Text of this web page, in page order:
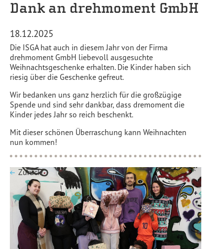
Dank an drehmoment GmbH
18.12.2025
Die ISGA hat auch in diesem Jahr von der Firma
drehmoment GmbH liebevoll ausgesuchte
Weihnachtsgeschenke erhalten. Die Kinder haben sich
riesig über die Geschenke gefreut.
Wir bedanken uns ganz herzlich für die großzügige
Spende und sind sehr dankbar, dass dremoment die
Kinder jedes Jahr so reich beschenkt.
Mit dieser schönen Überraschung kann Weihnachten
nun kommen!
Zurück